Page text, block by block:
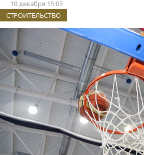
10 декабря 15:05
СТРОИТЕЛЬСТВО